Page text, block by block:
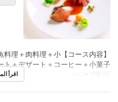
＋魚料理＋肉料理＋小
ト＋デザート＋コーヒー＋小菓子
وجبات العشاء اقرأ